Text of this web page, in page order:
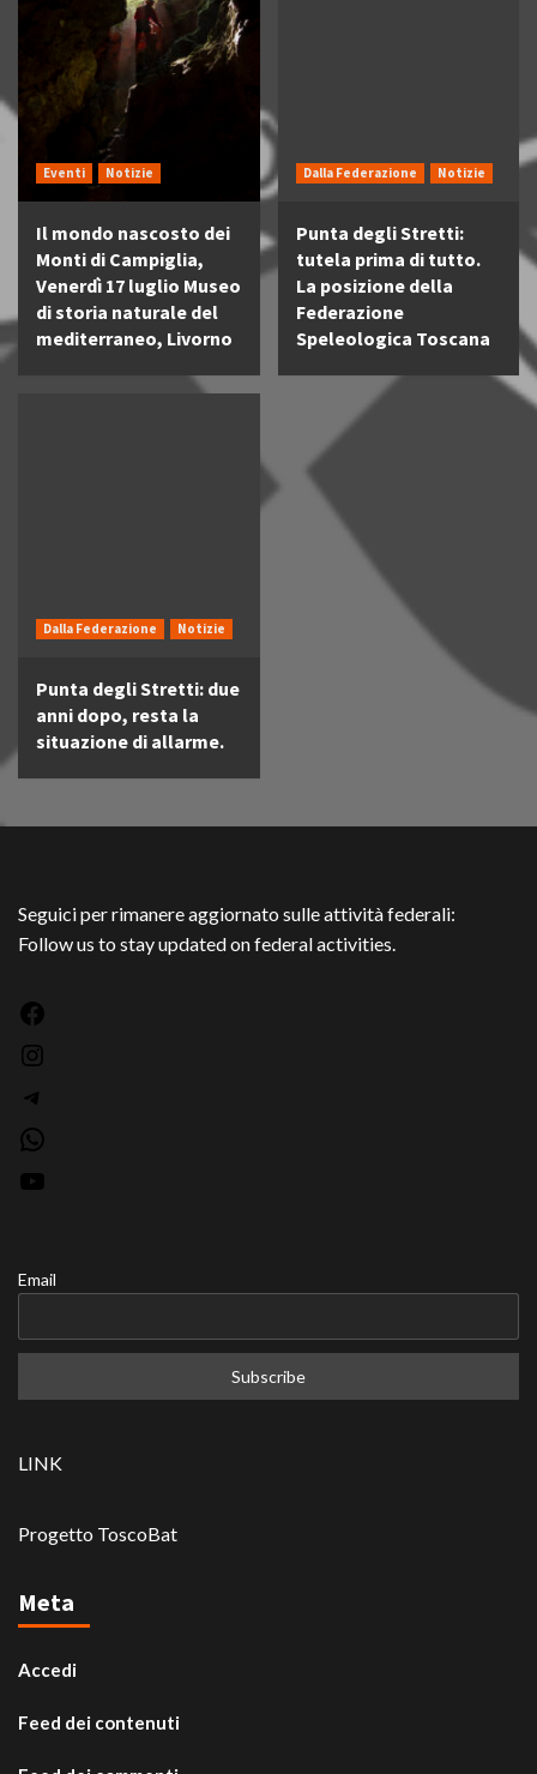
Eventi Notizie
Il mondo nascosto dei
Monti di Campiglia,
Venerdì 17 luglio Museo
di storia naturale del
mediterraneo, Livorno
Dalla Federazione Notizie
Punta degli Stretti:
tutela prima di tutto.
La posizione della
Federazione
Speleologica Toscana
Dalla Federazione Notizie
Punta degli Stretti: due
anni dopo, resta la
situazione di allarme.
Seguici per rimanere aggiornato sulle attività federali:
Follow us to stay updated on federal activities.
Email
LINK
Progetto ToscoBat
Meta
Accedi
Feed dei contenuti